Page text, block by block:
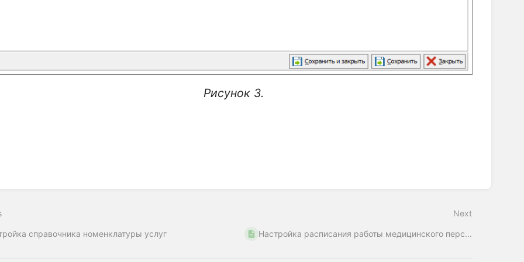
3.
справочника номенклатуры услуг
Next
Настройка расписания работы медицинского перс...